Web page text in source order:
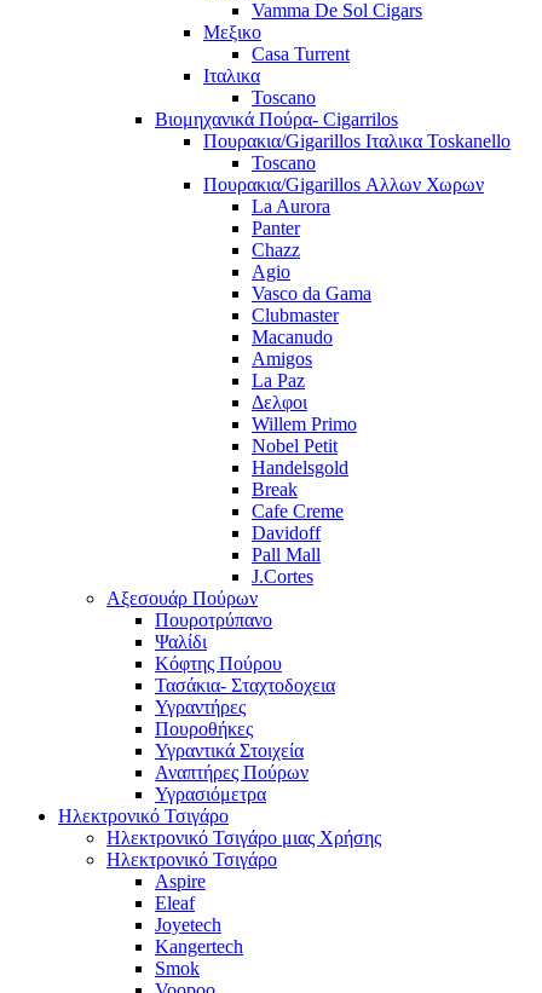
Vamma De Sol Cigars
Μεξικο
Casa Turrent
Ιταλικα
Toscano
Βιομηχανικά Πούρα- Cigarrilos
Πουρακια/Gigarillos Ιταλικα Toskanello
Toscano
Πουρακια/Gigarillos Αλλων Χωρων
La Aurora
Panter
Chazz
Agio
Vasco da Gama
Clubmaster
Macanudo
Amigos
La Paz
Δελφοι
Willem Primo
Nobel Petit
Handelsgold
Break
Cafe Creme
Davidoff
Pall Mall
J.Cortes
Αξεσουάρ Πούρων
Πουροτρύπανο
Ψαλίδι
Κόφτης Πούρου
Τασάκια- Σταχτοδοχεια
Υγραντήρες
Πουροθήκες
Υγραντικά Στοιχεία
Αναπτήρες Πούρων
Υγρασιόμετρα
Ηλεκτρονικό Τσιγάρο
Ηλεκτρονικό Τσιγάρο μιας Χρήσης
Ηλεκτρονικό Τσιγάρο
Aspire
Eleaf
Joyetech
Kangertech
Smok